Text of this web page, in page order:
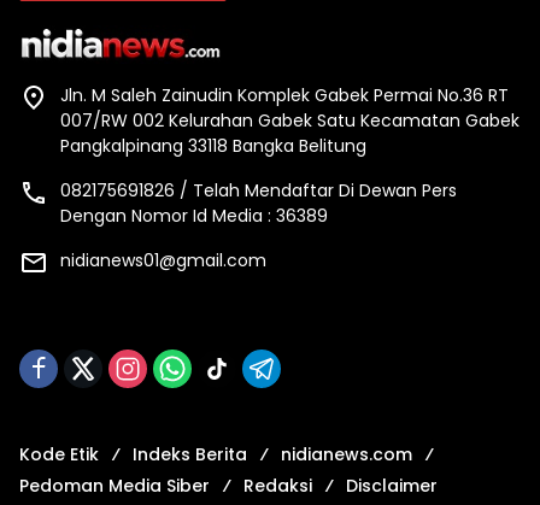
Jln. M Saleh Zainudin Komplek Gabek Permai No.36 RT
007/RW 002 Kelurahan Gabek Satu Kecamatan Gabek
Pangkalpinang 33118 Bangka Belitung
082175691826 / Telah Mendaftar Di Dewan Pers
Dengan Nomor Id Media : 36389
nidianews01@gmail.com
Kode Etik Indeks Berita
nidianews.com
Pedoman Media Siber
Redaksi
Disclaimer